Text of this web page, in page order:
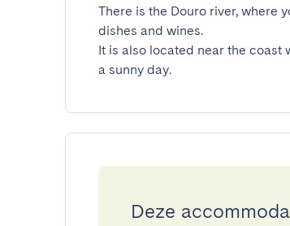
There is the Douro river, where
dishes and wines.
It is also located near the
a sunny day.
Deze